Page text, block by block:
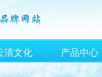
清文化 产品中心